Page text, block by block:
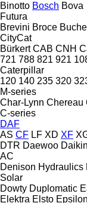
Binotto Bosch Bova
Futura
Brevini Broce
CityCat
Bürkert CAB CNH
721 788 821 921
Caterpillar
120 140 235 320
M-series
Char-Lynn Chereau
C-series
DAF
AS CF LF XD XF
DTR Daewoo Daikin
AC
Denison Hydraulics
Solar
Dowty Duplomatic
Elektra Elsto Epsilon